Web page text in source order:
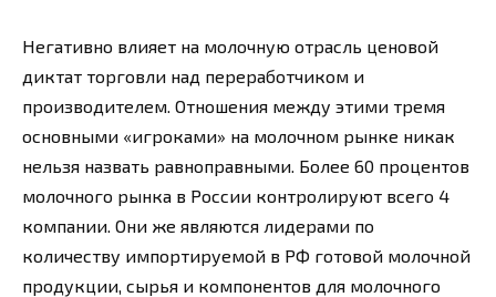
Негативно влияет на молочную отрасль ценовой
диктат торговли над переработчиком и
производителем. Отношения между этими тремя
основными «игроками» на молочном рынке никак
нельзя назвать равноправными. Более 60 процентов
молочного рынка в России контролируют всего 4
компании. Они же являются лидерами по
количеству импортируемой в РФ готовой молочной
продукции, сырья и компонентов для молочного